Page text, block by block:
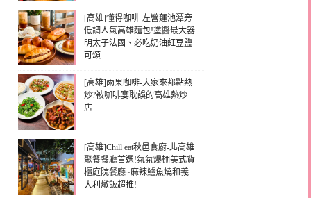
[高雄]懂得咖啡-左營蓮池潭旁
低調人氣高雄麵包!塗醬最大器
明太子法國、必吃奶油紅豆鹽
可頌
[高雄]雨果咖啡-大家來都點熱
炒?被咖啡宴耽誤的高雄熱炒
店
[高雄]Chill eat秋邑食廚-北高雄
聚餐餐廳首選!氣氛爆棚美式貨
櫃庭院餐廳~麻辣鱸魚燒和義
大利燉飯超推!